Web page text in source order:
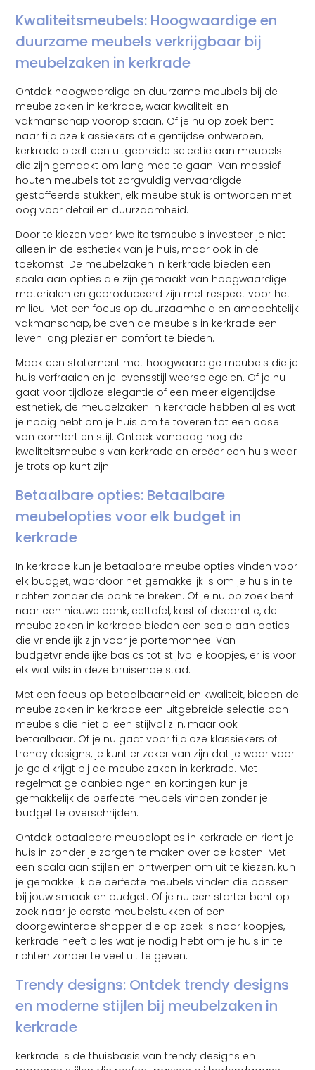
Kwaliteitsmeubels: Hoogwaardige en
duurzame meubels verkrijgbaar bij
meubelzaken in kerkrade
Ontdek hoogwaardige en duurzame meubels bij de
meubelzaken in kerkrade, waar kwaliteit en
vakmanschap voorop staan. Of je nu op zoek bent
naar tijdloze klassiekers of eigentijdse ontwerpen,
kerkrade biedt een uitgebreide selectie aan meubels
die zijn gemaakt om lang mee te gaan. Van massief
houten meubels tot zorgvuldig vervaardigde
gestoffeerde stukken, elk meubelstuk is ontworpen met
oog voor detail en duurzaamheid.
Door te kiezen voor kwaliteitsmeubels investeer je niet
alleen in de esthetiek van je huis, maar ook in de
toekomst. De meubelzaken in kerkrade bieden een
scala aan opties die zijn gemaakt van hoogwaardige
materialen en geproduceerd zijn met respect voor het
milieu. Met een focus op duurzaamheid en ambachtelijk
vakmanschap, beloven de meubels in kerkrade een
leven lang plezier en comfort te bieden.
Maak een statement met hoogwaardige meubels die je
huis verfraaien en je levensstijl weerspiegelen. Of je nu
gaat voor tijdloze elegantie of een meer eigentijdse
esthetiek, de meubelzaken in kerkrade hebben alles wat
je nodig hebt om je huis om te toveren tot een oase
van comfort en stijl. Ontdek vandaag nog de
kwaliteitsmeubels van kerkrade en creëer een huis waar
je trots op kunt zijn.
Betaalbare opties: Betaalbare
meubelopties voor elk budget in
kerkrade
In kerkrade kun je betaalbare meubelopties vinden voor
elk budget, waardoor het gemakkelijk is om je huis in te
richten zonder de bank te breken. Of je nu op zoek bent
naar een nieuwe bank, eettafel, kast of decoratie, de
meubelzaken in kerkrade bieden een scala aan opties
die vriendelijk zijn voor je portemonnee. Van
budgetvriendelijke basics tot stijlvolle koopjes, er is voor
elk wat wils in deze bruisende stad.
Met een focus op betaalbaarheid en kwaliteit, bieden de
meubelzaken in kerkrade een uitgebreide selectie aan
meubels die niet alleen stijlvol zijn, maar ook
betaalbaar. Of je nu gaat voor tijdloze klassiekers of
trendy designs, je kunt er zeker van zijn dat je waar voor
je geld krijgt bij de meubelzaken in kerkrade. Met
regelmatige aanbiedingen en kortingen kun je
gemakkelijk de perfecte meubels vinden zonder je
budget te overschrijden.
Ontdek betaalbare meubelopties in kerkrade en richt je
huis in zonder je zorgen te maken over de kosten. Met
een scala aan stijlen en ontwerpen om uit te kiezen, kun
je gemakkelijk de perfecte meubels vinden die passen
bij jouw smaak en budget. Of je nu een starter bent op
zoek naar je eerste meubelstukken of een
doorgewinterde shopper die op zoek is naar koopjes,
kerkrade heeft alles wat je nodig hebt om je huis in te
richten zonder te veel uit te geven.
Trendy designs: Ontdek trendy designs
en moderne stijlen bij meubelzaken in
kerkrade
kerkrade is de thuisbasis van trendy designs en